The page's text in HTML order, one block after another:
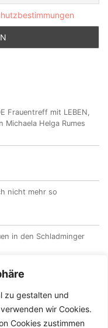
zu gestalten und
wir Cookies.
Cookies zustimmen
Frauentreff mit LEBEN,
Michaela Helga Rumes
nicht mehr so
in den Schladminger